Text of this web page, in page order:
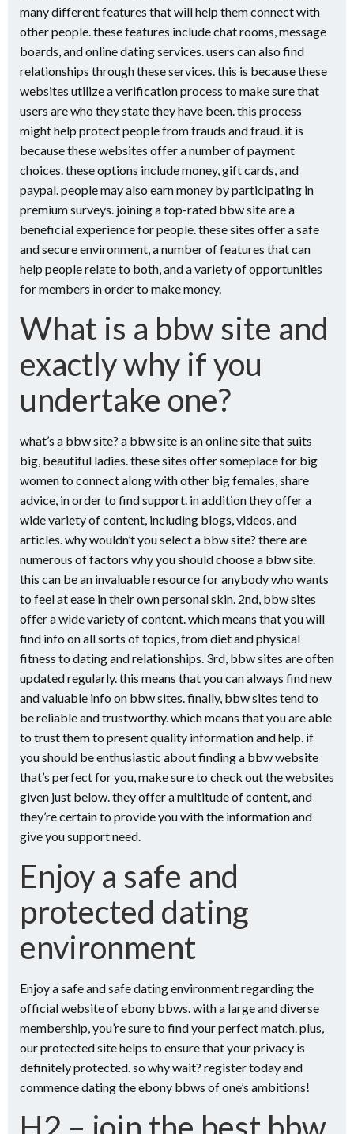
many different features that will help them connect with
other people. these features include chat rooms, message
boards, and online dating services. users can also find
relationships through these services. this is because these
websites utilize a verification process to make sure that
users are who they state they have been. this process
might help protect people from frauds and fraud. it is
because these websites offer a number of payment
choices. these options include money, gift cards, and
paypal. people may also earn money by participating in
premium surveys. joining a top-rated bbw site are a
beneficial experience for people. these sites offer a safe
and secure environment, a number of features that can
help people relate to both, and a variety of opportunities
for members in order to make money.
What is a bbw site and
exactly why if you
undertake one?
what’s a bbw site? a bbw site is an online site that suits
big, beautiful ladies. these sites offer someplace for big
women to connect along with other big females, share
advice, in order to find support. in addition they offer a
wide variety of content, including blogs, videos, and
articles. why wouldn’t you select a bbw site? there are
numerous of factors why you should choose a bbw site.
this can be an invaluable resource for anybody who wants
to feel at ease in their own personal skin. 2nd, bbw sites
offer a wide variety of content. which means that you will
find info on all sorts of topics, from diet and physical
fitness to dating and relationships. 3rd, bbw sites are often
updated regularly. this means that you can always find new
and valuable info on bbw sites. finally, bbw sites tend to
be reliable and trustworthy. which means that you are able
to trust them to present quality information and help. if
you should be enthusiastic about finding a bbw website
that’s perfect for you, make sure to check out the websites
given just below. they offer a multitude of content, and
they’re certain to provide you with the information and
give you support need.
Enjoy a safe and
protected dating
environment
Enjoy a safe and safe dating environment regarding the
official website of ebony bbws. with a large and diverse
membership, you’re sure to find your perfect match. plus,
our protected site helps to ensure that your privacy is
definitely protected. so why wait? register today and
commence dating the ebony bbws of one’s ambitions!